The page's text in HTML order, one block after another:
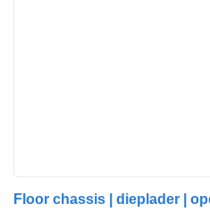
Floor chassis | dieplader |